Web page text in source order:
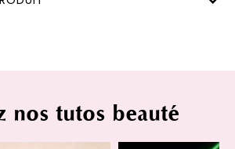
nos tutos beauté